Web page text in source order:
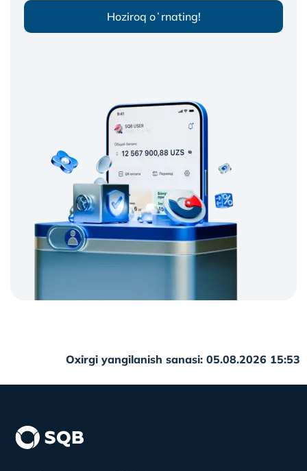
Hoziroq oʻrnating!
Oxirgi yangilanish sanasi: 05.08.2026 15:53